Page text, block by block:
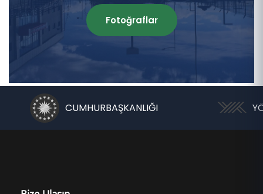
Fotoğraflar
CUMHURBAŞKANLIĞI